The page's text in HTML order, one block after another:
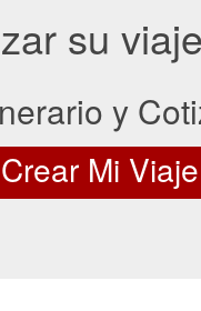
su
y
Crear Mi Viaje